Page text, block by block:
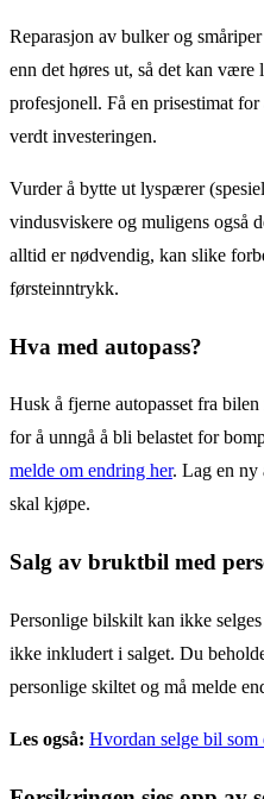
Reparasjon av bulker og
enn det høres ut, så det kan være
profesjonell. Få en prisestimat
verdt investeringen.
Vurder å bytte ut lyspærer
vindusviskere og muligens også
alltid er nødvendig, kan slike
førsteinntrykk.
Hva med autopass?
Husk å fjerne autopasset fra
for å unngå å bli belastet for
melde om endring her. Lag en ny
skal kjøpe.
Salg av bruktbil med
Personlige bilskilt kan ikke
ikke inkludert i salget. Du
personlige skiltet og må melde
Les også: Hvordan selge bil som